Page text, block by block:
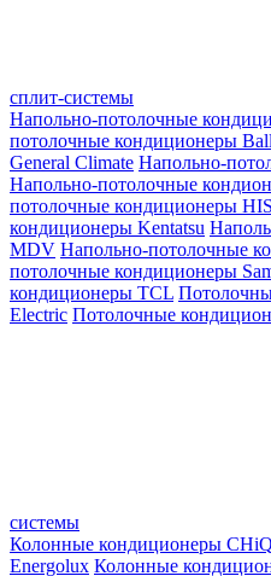
сплит-системы
Напольно-потолочные
потолочные кондиционеры
General Climate Напольно-
Напольно-потолочные
потолочные кондиционеры
кондиционеры Kentatsu
MDV Напольно-потолочные
потолочные кондиционеры
кондиционеры TCL
Electric Потолочные
системы
Колонные кондиционеры CHiQ
Energolux Колонные